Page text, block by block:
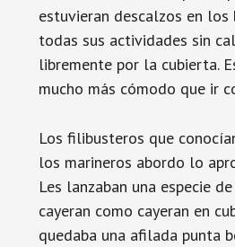
estuvieran descalzos en los
todas sus actividades sin
libremente por la cubierta.
mucho más cómodo que ir
Los filibusteros que
los marineros abordo lo
Les lanzaban una especie
cayeran como cayeran en
quedaba una afilada punta